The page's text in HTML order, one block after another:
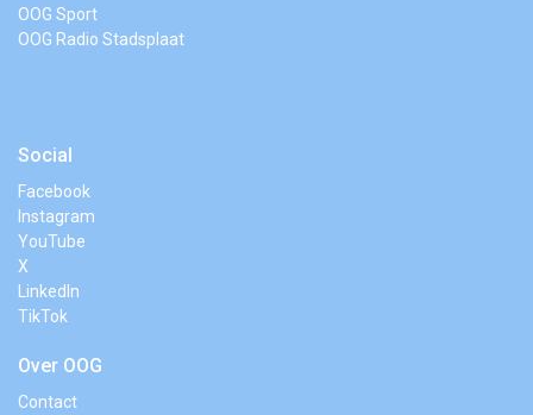
OOG Sport
OOG Radio Stadsplaat
Social
Facebook
Instagram
YouTube
X
LinkedIn
TikTok
Over OOG
Contact